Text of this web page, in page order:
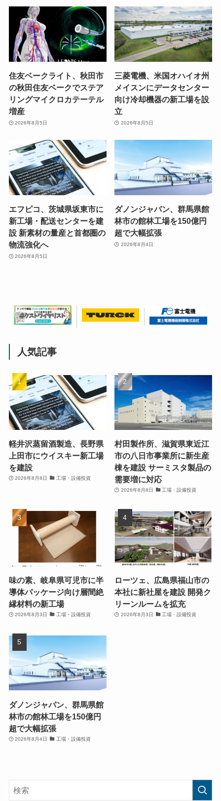
住友ベークライト、秋田市
の秋田住友ベークでステア
リングマイクロカテーテル
増産
2026年8月5日
三菱電機、米国オハイオ州
メイスンにデータセンター
向け冷却機器の新工場を設
立
2026年8月5日
エフピコ、茨城県坂東市に
新工場・配送センターを建
設 新素材の量産と首都圏の
物流強化へ
2026年8月5日
ダノンジャパン、群馬県館
林市の館林工場を150億円
超で大幅拡張
2026年8月4日
人気記事
軽井沢蒸留酒製造、長野県
上田市にウイスキー新工場
を建設
2026年8月8日 工場・設備投資
村田製作所、滋賀県東近江
市の八日市事業所に新生産
棟を建設 サーミスタ製品の
需要増に対応
2026年8月8日 工場・設備投資
味の素、岐阜県可児市に半
導体パッケージ向け層間絶
縁材料の新工場
2026年8月3日 工場・設備投資
ローツェ、広島県福山市の
本社に新社屋を建設 開発ク
リーンルームを拡充
2026年8月3日 工場・設備投資
ダノンジャパン、群馬県館
林市の館林工場を150億円
超で大幅拡張
2026年8月4日 工場・設備投資